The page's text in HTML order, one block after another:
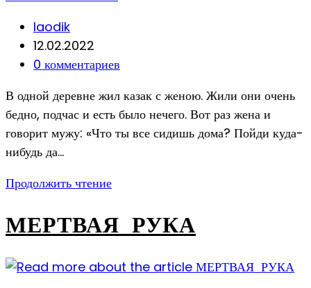
Post
author:
laodik
Запись
опубликована:
12.02.2022
Post
0 комментариев
В одной деревне жил казак с женою. Жили они очень
бедно, подчас и есть было нечего. Вот раз жена и
говорит мужу: «Что ты все сидишь дома? Пойди куда-
нибудь да…
Продолжить чтениеКРАСНАЯ
ЗЕЛЕНАЯ
СУМКИ
МЕРТВАЯ РУКА